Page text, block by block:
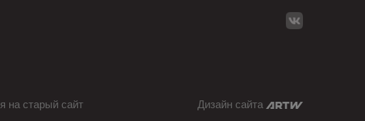
на старый сайт Дизайн сайта